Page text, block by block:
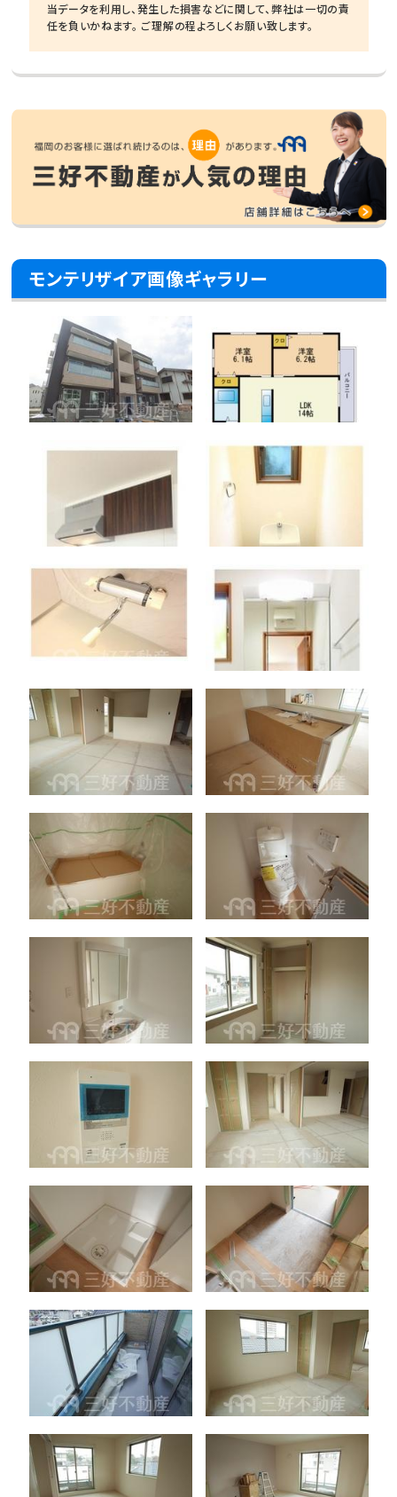
当データを利用し、発生した損害などに関して、弊社は一切の責
任を負いかねます。 ご理解の程よろしくお願い致します。
モンテリザイア画像ギャラリー